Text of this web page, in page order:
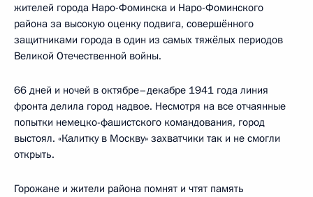
жителей города Наро-Фоминска и Наро-Фоминского
района за высокую оценку подвига, совершённого
защитниками города в один из самых тяжёлых периодов
Великой Отечественной войны.
66 дней и ночей в октябре–декабре 1941 года линия
фронта делила город надвое. Несмотря на все отчаянные
попытки немецко-фашистского командования, город
выстоял. «Калитку в Москву» захватчики так и не смогли
открыть.
Горожане и жители района помнят и чтят память